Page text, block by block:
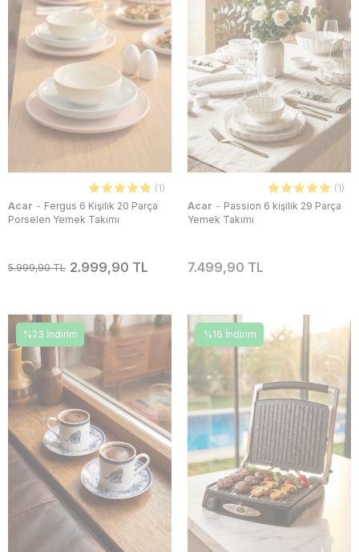
(1)
Acar - Fergus 6 Kişilik 20 Parça
Porselen Yemek Takımı
5.999,90 TL 2.999,90 TL
(1)
Acar - Passion 6 kişilik 29 Parça
Yemek Takımı
7.499,90 TL
%23 İndirim %16 İndirim